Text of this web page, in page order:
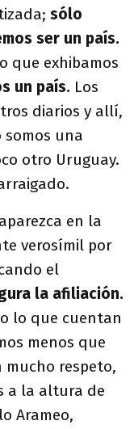
sólo
ser un país.
que exhibamos
un país. Los
diarios y allí,
somos una
otro Uruguay.
en la
verosímil por
el
la afiliación.
lo que cuentan
menos que
mucho respeto,
a la altura de
Arameo,